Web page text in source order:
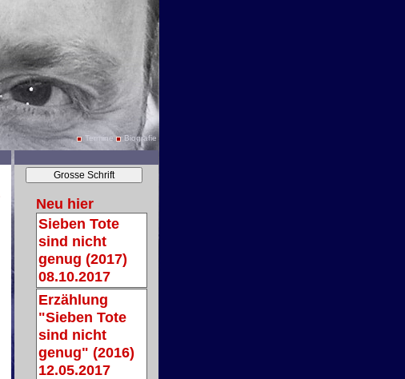
Termine Biografie
Neu hier
Sieben Tote
sind nicht
genug (2017)
08.10.2017
Erzählung
"Sieben Tote
sind nicht
genug" (2016)
12.05.2017